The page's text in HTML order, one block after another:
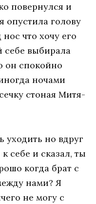
повернулся и
опустила голову
что хочу его
себе выбирала
он спокойно
ночами
стоная Митя-
уходить но вдруг
себе и сказал, ты
когда брат с
нами? Я
не могу с